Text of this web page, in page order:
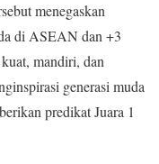
menegaskan
di ASEAN dan +3
mandiri, dan
generasi muda
predikat Juara 1